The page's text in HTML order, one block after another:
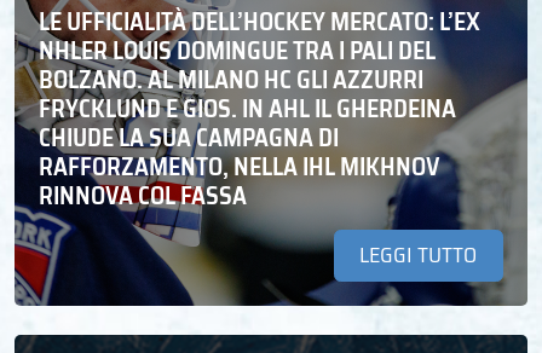
LE UFFICIALITÀ DELL’HOCKEY MERCATO: L’EX
NHLER LOUIS DOMINGUE TRA I PALI DEL
BOLZANO. AL MILANO HC GLI AZZURRI
FRYCKLUND E GIOS. IN AHL IL GHERDEINA
CHIUDE LA SUA CAMPAGNA DI
RAFFORZAMENTO, NELLA IHL MIKHNOV
RINNOVA COL FASSA
LEGGI TUTTO